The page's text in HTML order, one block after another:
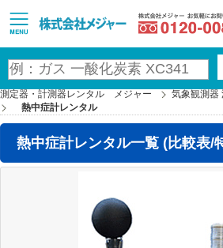
MAJOR
測定器・計測器レンタル メジャー
気象観測器
熱中症計レンタル
熱中症計レンタル一覧 (比較表/